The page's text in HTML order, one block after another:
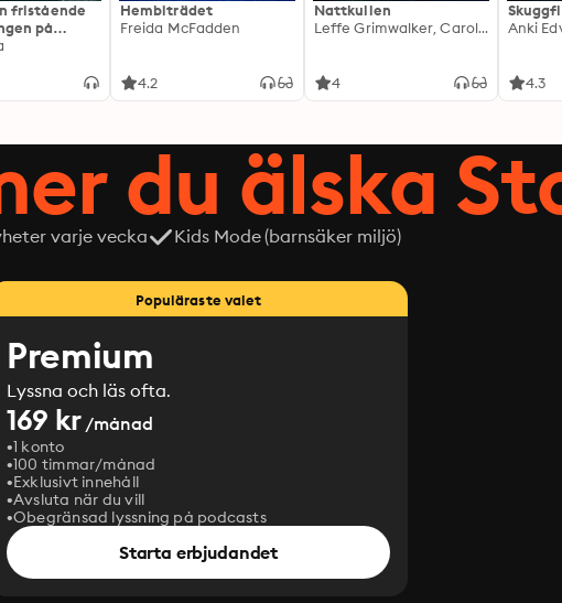
fristående
på
Hembiträdet
Freida McFadden
4.2
Nattkullen
Leffe Grimwalker, Caroline Grimwalker
4
Anki
4.3
du älska
varje vecka Kids Mode (barnsäker miljö)
Populäraste valet
Premium
Lyssna och läs ofta.
169 kr/månad
1 konto
100 timmar/månad
Exklusivt innehåll
Avsluta när du vill
Obegränsad lyssning på podcasts
Starta erbjudandet